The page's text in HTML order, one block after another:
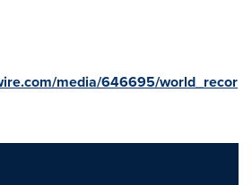
media/646695/world_recor